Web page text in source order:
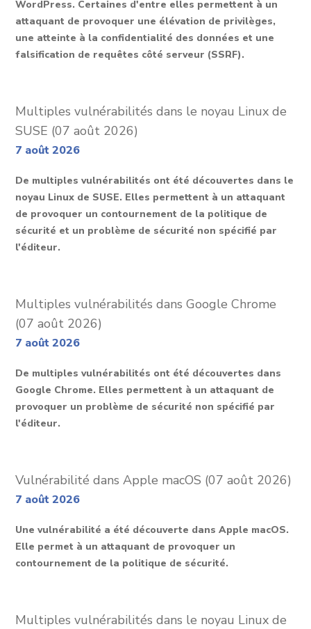
WordPress. Certaines d'entre elles permettent à un
attaquant de provoquer une élévation de privilèges,
une atteinte à la confidentialité des données et une
falsification de requêtes côté serveur (SSRF).
Multiples vulnérabilités dans le noyau Linux de
SUSE (07 août 2026)
7 août 2026
De multiples vulnérabilités ont été découvertes dans le
noyau Linux de SUSE. Elles permettent à un attaquant
de provoquer un contournement de la politique de
sécurité et un problème de sécurité non spécifié par
l'éditeur.
Multiples vulnérabilités dans Google Chrome
(07 août 2026)
7 août 2026
De multiples vulnérabilités ont été découvertes dans
Google Chrome. Elles permettent à un attaquant de
provoquer un problème de sécurité non spécifié par
l'éditeur.
Vulnérabilité dans Apple macOS (07 août 2026)
7 août 2026
Une vulnérabilité a été découverte dans Apple macOS.
Elle permet à un attaquant de provoquer un
contournement de la politique de sécurité.
Multiples vulnérabilités dans le noyau Linux de